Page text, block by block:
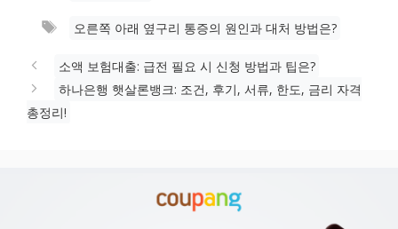
고
태
오른쪽 아래 옆구리 통증의 원인과 대처 방법은?
소액 보험대출: 급전 필요 시 신청 방법과 팁은?
하나은행 햇살론뱅크: 조건, 후기, 서류, 한도, 금리 자격
총정리!